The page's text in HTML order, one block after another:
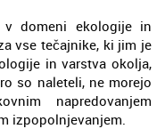
v domeni ekologije in
vse tečajnike, ki jim je
in varstva okolja,
so naleteli, ne morejo
napredovanjem
izpopolnjevanjem.